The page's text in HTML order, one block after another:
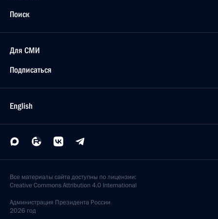
Поиск
Для СМИ
Подписаться
English
Все материалы сайта доступны по лицензии:
Creative Commons Attribution 4.0 International
Администрация Президента России
2026 год